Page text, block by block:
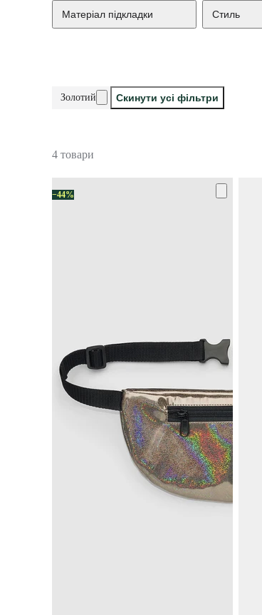
Матеріал підкладки Стиль
Золотий Скинути усі фільтри
4 товари
−44%